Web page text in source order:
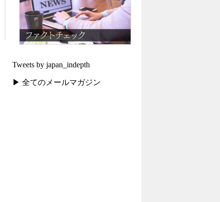
Tweets by japan_indepth
▶ 全てのメールマガジン